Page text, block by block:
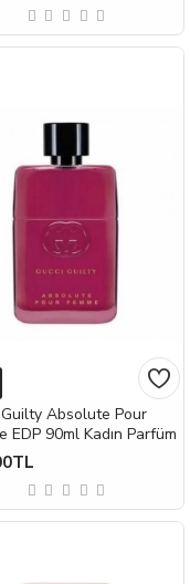
Absolute Pour
EDP 90ml Kadın Parfüm